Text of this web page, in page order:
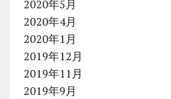
2020年5月
2020年4月
2020年1月
2019年12月
2019年11月
2019年9月